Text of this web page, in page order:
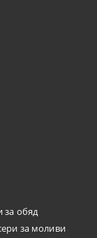
за обяд
за моливи